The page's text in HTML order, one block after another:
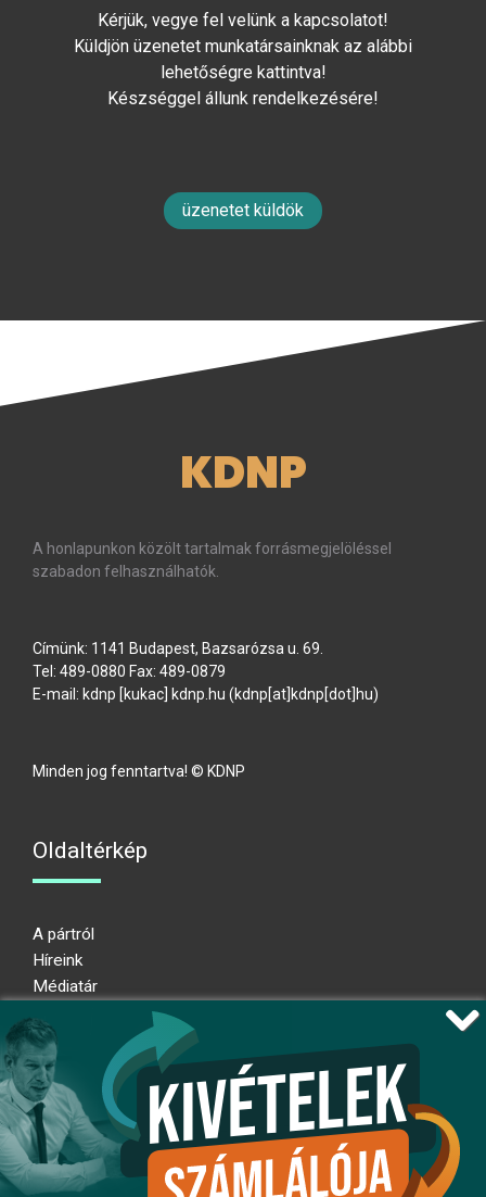
Kérjük, vegye fel velünk a kapcsolatot!
Küldjön üzenetet munkatársainknak az alábbi
lehetőségre kattintva!
Készséggel állunk rendelkezésére!
üzenetet küldök
KDNP
A honlapunkon közölt tartalmak forrásmegjelöléssel
szabadon felhasználhatók.
Címünk: 1141 Budapest, Bazsarózsa u. 69.
Tel: 489-0880 Fax: 489-0879
E-mail: kdnp [kukac] kdnp hu (kdnp[at]kdnp[dot]hu)
Minden jog fenntartva! © KDNP
Oldaltérkép
A pártról
Híreink
Médiatár
Adatkezelési nyilatkozat
Átláthatósági nyilatkozat
Ugrás az oldal tetejére
Kövessen minket!